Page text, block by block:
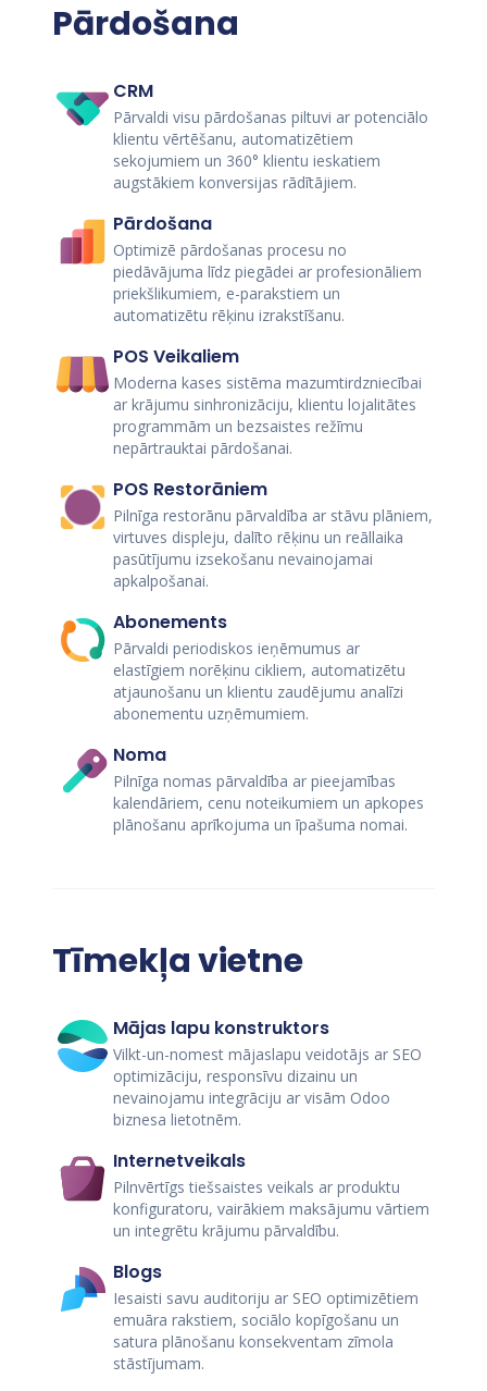
Pārdošana
CRM
Pārvaldi visu pārdošanas piltuvi ar potenciālo
klientu vērtēšanu, automatizētiem
sekojumiem un 360° klientu ieskatiem
augstākiem konversijas rādītājiem.
Pārdošana
Optimizē pārdošanas procesu no
piedāvājuma līdz piegādei ar profesionāliem
priekšlikumiem, e-parakstiem un
automatizētu rēķinu izrakstīšanu.
POS Veikaliem
Moderna kases sistēma mazumtirdzniecībai
ar krājumu sinhronizāciju, klientu lojalitātes
programmām un bezsaistes režīmu
nepārtrauktai pārdošanai.
POS Restorāniem
Pilnīga restorānu pārvaldība ar stāvu plāniem,
virtuves displeju, dalīto rēķinu un reāllaika
pasūtījumu izsekošanu nevainojamai
apkalpošanai.
Abonements
Pārvaldi periodiskos ieņēmumus ar
elastīgiem norēķinu cikliem, automatizētu
atjaunošanu un klientu zaudējumu analīzi
abonementu uzņēmumiem.
Noma
Pilnīga nomas pārvaldība ar pieejamības
kalendāriem, cenu noteikumiem un apkopes
plānošanu aprīkojuma un īpašuma nomai.
Tīmekļa vietne
Mājas lapu konstruktors
Vilkt-un-nomest mājaslapu veidotājs ar SEO
optimizāciju, responsīvu dizainu un
nevainojamu integrāciju ar visām Odoo
biznesa lietotnēm.
Internetveikals
Pilnvērtīgs tiešsaistes veikals ar produktu
konfiguratoru, vairākiem maksājumu vārtiem
un integrētu krājumu pārvaldību.
Blogs
Iesaisti savu auditoriju ar SEO optimizētiem
emuāra rakstiem, sociālo kopīgošanu un
satura plānošanu konsekventam zīmola
stāstījumam.